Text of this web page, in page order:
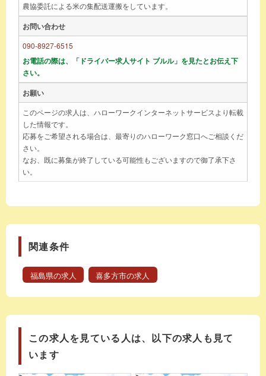
農協委託による米の集配送運搬をしています。
お問い合わせ
090-8927-6515
お電話の際は、「ドライバー求人サイト ブルル」を見たとお伝え下
さい。
お願い
このページの求人は、ハローワークインターネットサービスより転載
した情報です。
応募をご希望される場合は、最寄りのハローワーク窓口へご相談くだ
さい。
なお、既に募集が終了している可能性もございますので御了承下さ
い。
関連条件
福島県の求人 喜多方市の求人
この求人を見ている人は、以下の求人も見て
います